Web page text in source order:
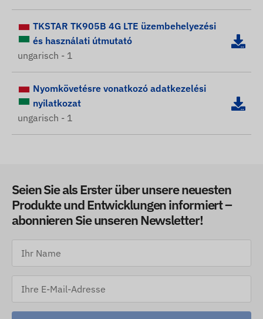
TKSTAR TK905B 4G LTE üzembehelyezési
és használati útmutató
ungarisch - 1
Nyomkövetésre vonatkozó adatkezelési
nyilatkozat
ungarisch - 1
Seien Sie als Erster über unsere neuesten
Produkte und Entwicklungen informiert –
abonnieren Sie unseren Newsletter!